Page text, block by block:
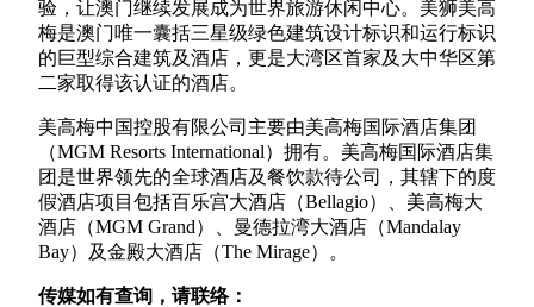
验，让澳门继续发展成为世界旅游休闲中心。美狮美高
梅是澳门唯一囊括三星级绿色建筑设计标识和运行标识
的巨型综合建筑及酒店，更是大湾区首家及大中华区第
二家取得该认证的酒店。
美高梅中国控股有限公司主要由美高梅国际酒店集团
（MGM Resorts International）拥有。美高梅国际酒店集
团是世界领先的全球酒店及餐饮款待公司，其辖下的度
假酒店项目包括百乐宫大酒店（Bellagio）、美高梅大
酒店（MGM Grand）、曼德拉湾大酒店（Mandalay
Bay）及金殿大酒店（The Mirage）。
传媒如有查询，请联络：